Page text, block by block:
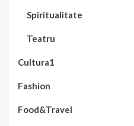
Spiritualitate
Teatru
Cultura1
Fashion
Food&Travel